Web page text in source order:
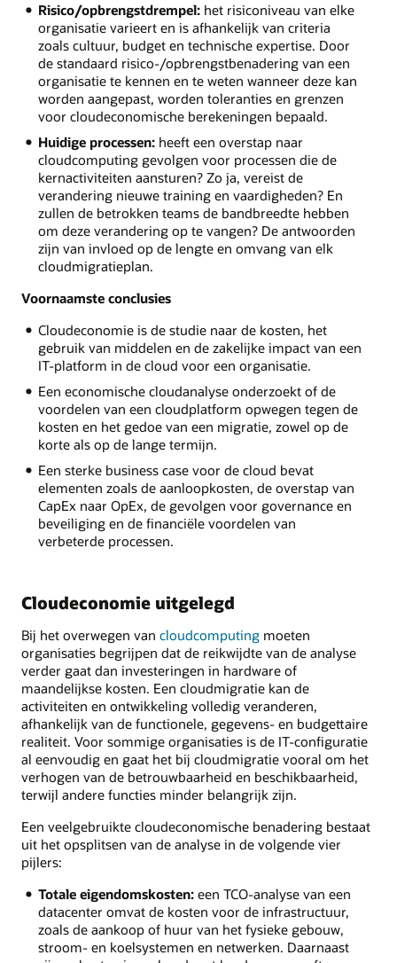
Risico/opbrengstdrempel:het risiconiveau van elke
organisatie varieert en is afhankelijk van criteria
zoals cultuur, budget en technische expertise. Door
de standaard risico-/opbrengstbenadering van een
organisatie te kennen en te weten wanneer deze kan
worden aangepast, worden toleranties en grenzen
voor cloudeconomische berekeningen bepaald.
Huidige processen:heeft een overstap naar
cloudcomputing gevolgen voor processen die de
kernactiviteiten aansturen? Zo ja, vereist de
verandering nieuwe training en vaardigheden? En
zullen de betrokken teams de bandbreedte hebben
om deze verandering op te vangen? De antwoorden
zijn van invloed op de lengte en omvang van elk
cloudmigratieplan.
Voornaamste conclusies
Cloudeconomie is de studie naar de kosten, het
gebruik van middelen en de zakelijke impact van een
IT-platform in de cloud voor een organisatie.
Een economische cloudanalyse onderzoekt of de
voordelen van een cloudplatform opwegen tegen de
kosten en het gedoe van een migratie, zowel op de
korte als op de lange termijn.
Een sterke business case voor de cloud bevat
elementen zoals de aanloopkosten, de overstap van
CapEx naar OpEx, de gevolgen voor governance en
beveiliging en de financiële voordelen van
verbeterde processen.
Cloudeconomie uitgelegd
Bij het overwegen van cloudcomputing moeten
organisaties begrijpen dat de reikwijdte van de analyse
verder gaat dan investeringen in hardware of
maandelijkse kosten. Een cloudmigratie kan de
activiteiten en ontwikkeling volledig veranderen,
afhankelijk van de functionele, gegevens- en budgettaire
realiteit. Voor sommige organisaties is de IT-configuratie
al eenvoudig en gaat het bij cloudmigratie vooral om het
verhogen van de betrouwbaarheid en beschikbaarheid,
terwijl andere functies minder belangrijk zijn.
Een veelgebruikte cloudeconomische benadering bestaat
uit het opsplitsen van de analyse in de volgende vier
pijlers:
Totale eigendomskosten:een TCO-analyse van een
datacenter omvat de kosten voor de infrastructuur,
zoals de aankoop of huur van het fysieke gebouw,
stroom- en koelsystemen en netwerken. Daarnaast